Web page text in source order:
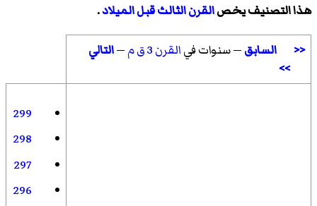
هذا التصنيف يخصالقرن الثالث قبل الميلاد.
<< السابق— سنوات فيالقرن 3 ق م —التالي
>>
299
298
297
296